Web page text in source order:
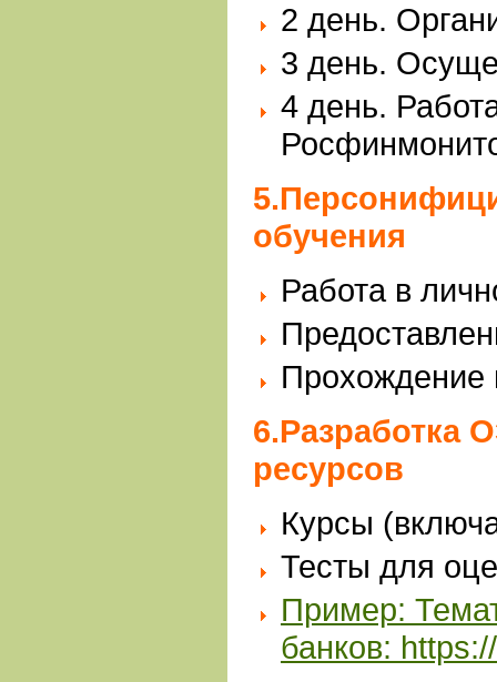
2 день.
3 день.
4 день.
обучения
Работа в
Прохождение
6.Разработка
ресурсов
Курсы (
Тесты для
Пример:
банков: